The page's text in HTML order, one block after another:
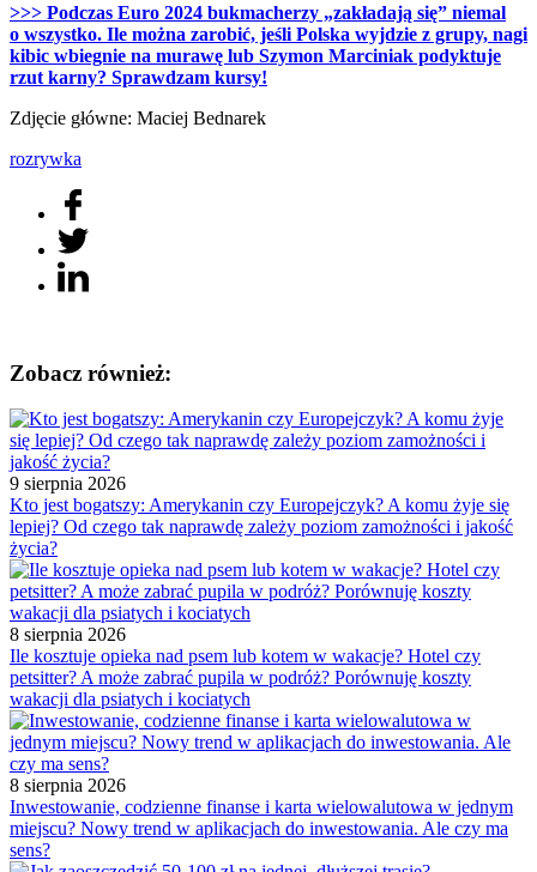
>>> Podczas Euro 2024 bukmacherzy „zakładają się” niemal
o wszystko. Ile można zarobić, jeśli Polska wyjdzie z grupy, nagi
kibic wbiegnie na murawę lub Szymon Marciniak podyktuje
rzut karny? Sprawdzam kursy!
Zdjęcie główne: Maciej Bednarek
rozrywka
Zobacz również:
9 sierpnia 2026
Kto jest bogatszy: Amerykanin czy Europejczyk? A komu żyje się
lepiej? Od czego tak naprawdę zależy poziom zamożności i jakość
życia?
8 sierpnia 2026
Ile kosztuje opieka nad psem lub kotem w wakacje? Hotel czy
petsitter? A może zabrać pupila w podróż? Porównuję koszty
wakacji dla psiatych i kociatych
8 sierpnia 2026
Inwestowanie, codzienne finanse i karta wielowalutowa w jednym
miejscu? Nowy trend w aplikacjach do inwestowania. Ale czy ma
sens?